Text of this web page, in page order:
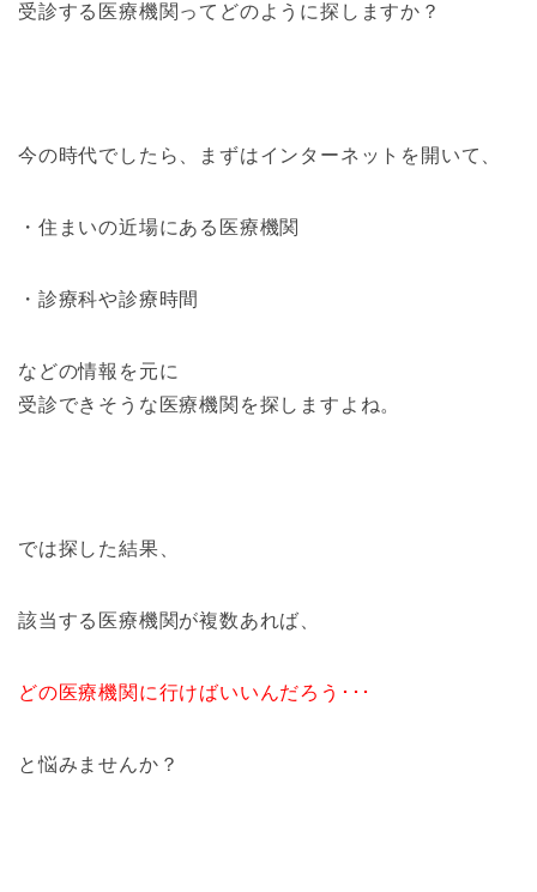
受診する医療機関ってどのように探しますか？
今の時代でしたら、まずはインターネットを開いて、
・住まいの近場にある医療機関
・診療科や診療時間
などの情報を元に
受診できそうな医療機関を探しますよね。
では探した結果、
該当する医療機関が複数あれば、
どの医療機関に行けばいいんだろう･･･
と悩みませんか？